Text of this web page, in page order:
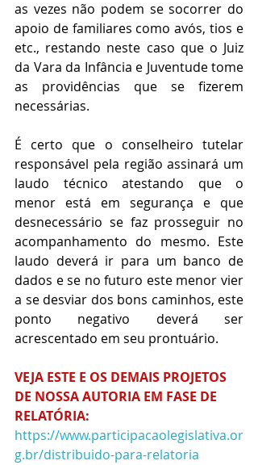
as vezes não podem se socorrer do
apoio de familiares como avós, tios e
etc., restando neste caso que o Juiz
da Vara da Infância e Juventude tome
as providências que se fizerem
necessárias.
É certo que o conselheiro tutelar
responsável pela região assinará um
laudo técnico atestando que o
menor está em segurança e que
desnecessário se faz prosseguir no
acompanhamento do mesmo. Este
laudo deverá ir para um banco de
dados e se no futuro este menor vier
a se desviar dos bons caminhos, este
ponto negativo deverá ser
acrescentado em seu prontuário.
VEJA ESTE E OS DEMAIS PROJETOS
DE NOSSA AUTORIA EM FASE DE
RELATÓRIA:
https://www.participacaolegislativa.or
g.br/distribuido-para-relatoria